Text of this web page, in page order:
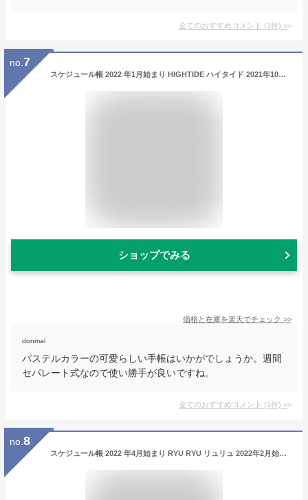
全てのおすすめコメント (1件) >
no. 7
スケジュール帳 2022 年1月始まり HIGHTIDE ハイタイド 2021年10月始まり 手帳 週間セパレート式(ホリゾンタル) A6 22NA4 ポーシュ リフィル b6 大人かわいい おしゃれ 可愛い キャラクター 手帳カバー 日記帳 サイズ 手帳のタイムキーパー
ショップでみる
価格と在庫を楽天でチェック >>
donmai
パステルカラーの可愛らしい手帳はいかがでしょうか。週間
セパレート式なので使い勝手が良いですね。
全てのおすすめコメント (1件) >
no. 8
スケジュール帳 2022 年4月始まり RYU RYU リュリュ 2022年2月始まり 手帳 月間式(月間ブロック) A6 SDK アデリア 大人かわいい おしゃれ 可愛い キャラクター 手帳カバー 日記帳 サイズ 手帳のタイムキーパー